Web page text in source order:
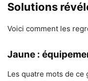
Solutions
Voici comment les
Jaune :
Les quatre mots de ce